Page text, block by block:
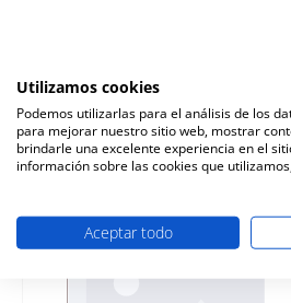
Precio
Disponible, plazo de
Detalles
Sólo 3 disponible
Utilizamos cookies
Podemos utilizarlas para el análisis de los
para mejorar nuestro sitio web, mostrar
brindarle una excelente experiencia en el
información sobre las cookies que
Aceptar todo